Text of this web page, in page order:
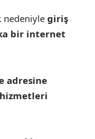
nedeniyle giriş
bir internet
adresine